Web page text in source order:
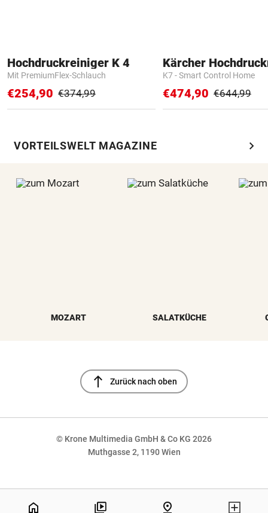
Hochdruckreiniger K 4
Mit PremiumFlex-Schlauch
€254,90 €374,99
Kärcher
K7 - Smart Control Home
€474,90 €644,99
VORTEILSWELT MAGAZINE chevron_right
MOZART SALATKÜCHE
north Zurück nach oben
© Krone Multimedia GmbH & Co KG 2026
Muthgasse 2, 1190 Wien
home pin_drop
NaN%